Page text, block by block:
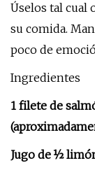
Úselos tal cual
su comida.
poco de
Ingredientes
1 filete de
Jugo de ½